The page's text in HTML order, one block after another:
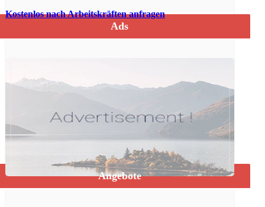
Kostenlos nach Arbeitskräften anfragen
Ads
Angebote